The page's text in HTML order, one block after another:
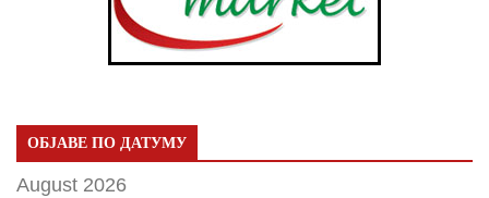
ОБЈАВЕ ПО ДАТУМУ
August 2026